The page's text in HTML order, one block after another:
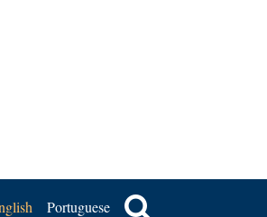
Portuguese